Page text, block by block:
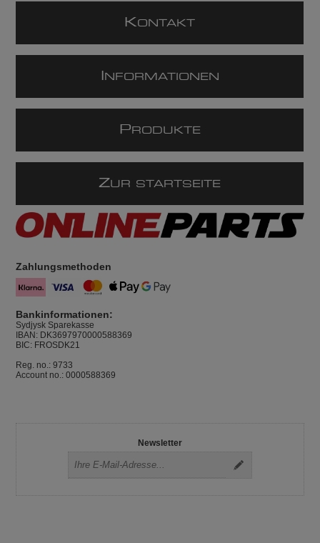
KONTAKT
NFORMATIONEN
P RODUKTE
ZUR STARTSEITE
Zahlungsmethoden
Bankinformationen:
Sydjysk Sparekasse
IBAN: DK3697970000588369
BIC: FROSDK21
Reg. no.: 9733
Account no.: 0000588369
Newsletter